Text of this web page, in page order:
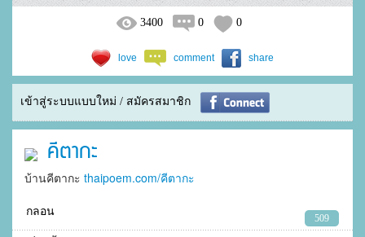
3400 0 0
love comment share
เข้าสู่ระบบแบบใหม่ / สมัครสมาชิก
คีตากะ
บ้านคีตากะ thaipoem.com/คีตากะ
กลอน
509